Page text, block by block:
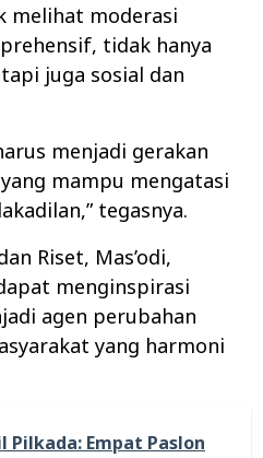
melihat moderasi
tidak hanya
juga sosial dan
menjadi gerakan
mampu mengatasi
tegasnya.
Riset, Mas’odi,
menginspirasi
agen perubahan
yang harmoni
Pilkada: Empat Paslon